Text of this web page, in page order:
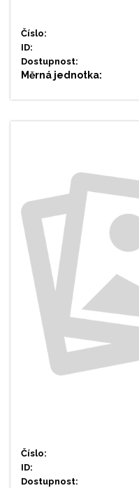
Číslo:
ID:
Dostupnost:
Měrná jednotka:
Číslo:
ID:
Dostupnost: